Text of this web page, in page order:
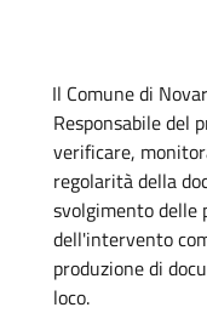
Il Comune di
Responsabile del
verificare,
regolarità della
svolgimento delle
dell'intervento
produzione di
loco.